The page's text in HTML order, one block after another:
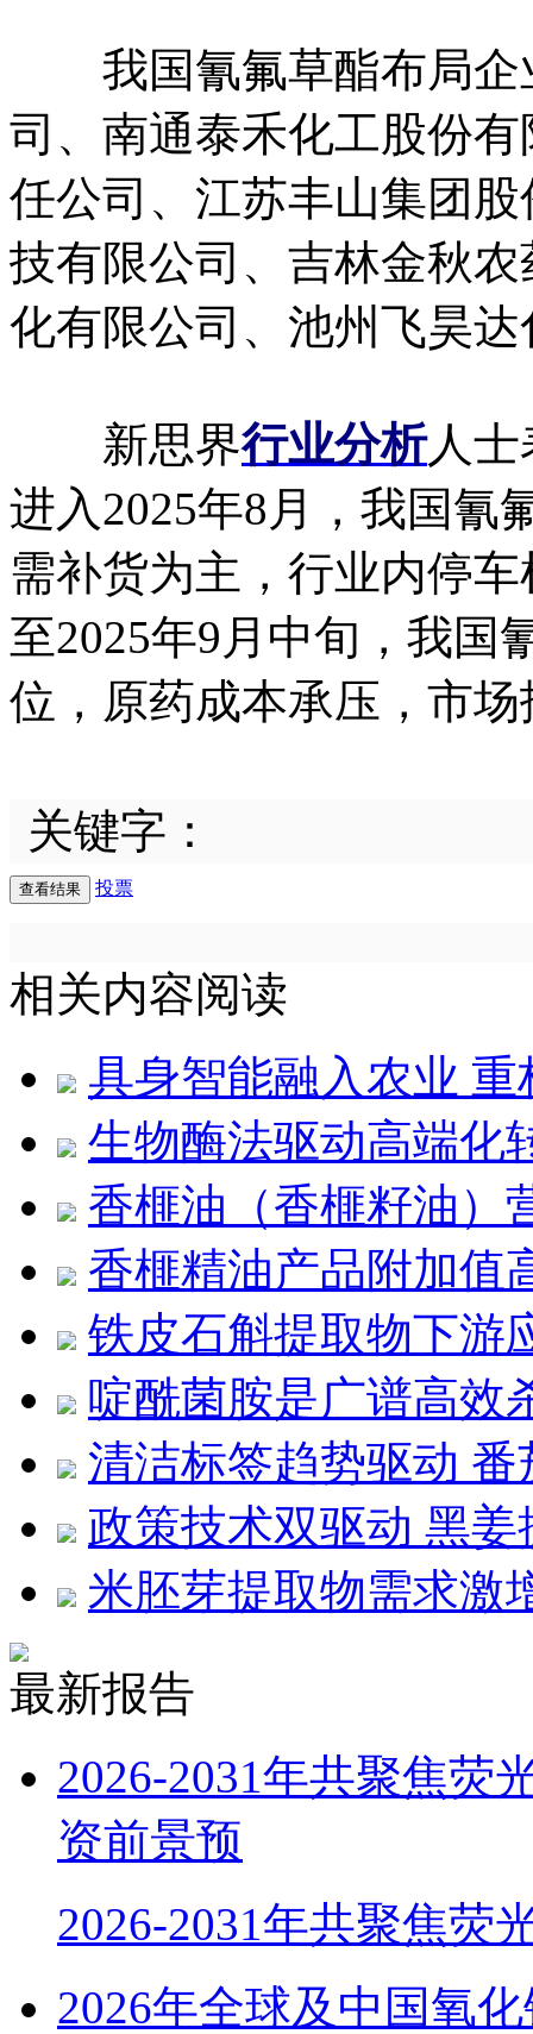
我国氰氟草酯布局企
司、南通泰禾化工股份
任公司、江苏丰山集团
技有限公司、吉林金秋
化有限公司、池州飞昊
新思界行业分析人士
进入2025年8月，我国氰
需补货为主，行业内停
至2025年9月中旬，我国
位，原药成本承压，市
关键字：
投票
相关内容阅读
具身智能融入农业
生物酶法驱动高端化
香榧油（香榧籽油）
香榧精油产品附加值
铁皮石斛提取物下游
啶酰菌胺是广谱高效
清洁标签趋势驱动
政策技术双驱动 黑
米胚芽提取物需求激
最新报告
2026-2031年共聚焦荧
资前景预
2026-2031年共聚焦荧
2026年全球及中国氧